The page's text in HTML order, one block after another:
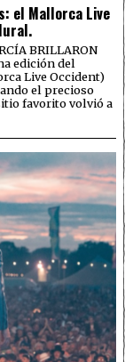
el Mallorca Live
BRILLARON
edición del
Live Occident)
el precioso
favorito volvió a